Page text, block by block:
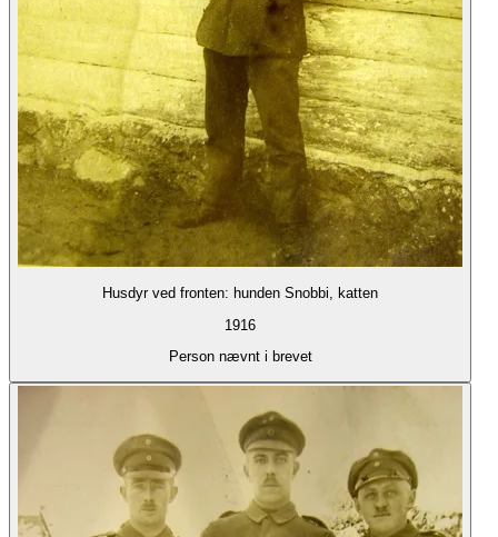
Husdyr ved fronten: hunden Snobbi, katten
1916
Person nævnt i brevet